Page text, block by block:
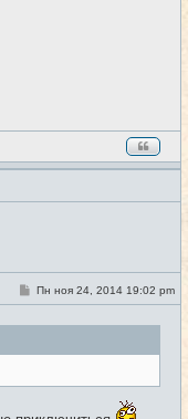
#17
С
о
б
е
Пн ноя 24, 2014 19:02 pm